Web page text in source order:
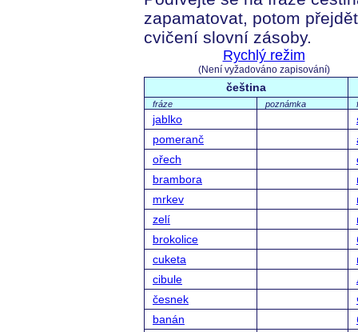
zapamatovat, potom
cvičení slovní zásoby.
Rychlý režim
(Není vyžadováno zapisování)
čeština
fráze poznámka
jablko
pomeranč
ořech
brambora
mrkev
zelí
brokolice
cuketa
cibule
česnek
banán